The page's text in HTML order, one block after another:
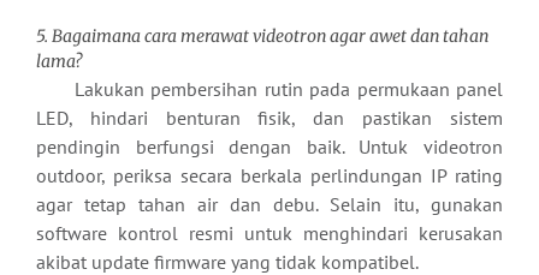
5. Bagaimana cara merawat videotron agar awet dan tahan
lama?
Lakukan pembersihan rutin pada permukaan panel
LED, hindari benturan fisik, dan pastikan sistem
pendingin berfungsi dengan baik. Untuk videotron
outdoor, periksa secara berkala perlindungan IP rating
agar tetap tahan air dan debu. Selain itu, gunakan
software kontrol resmi untuk menghindari kerusakan
akibat update firmware yang tidak kompatibel.